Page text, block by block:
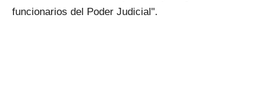
funcionarios del Poder Judicial".